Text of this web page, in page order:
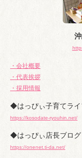
・会社概要
・代表挨拶
・採用情報
◆はっぴぃ子育てライ
https://kosodate-ryouhin.net/
◆はっぴぃ店長ブログ
https://onenet.ti-da.net/